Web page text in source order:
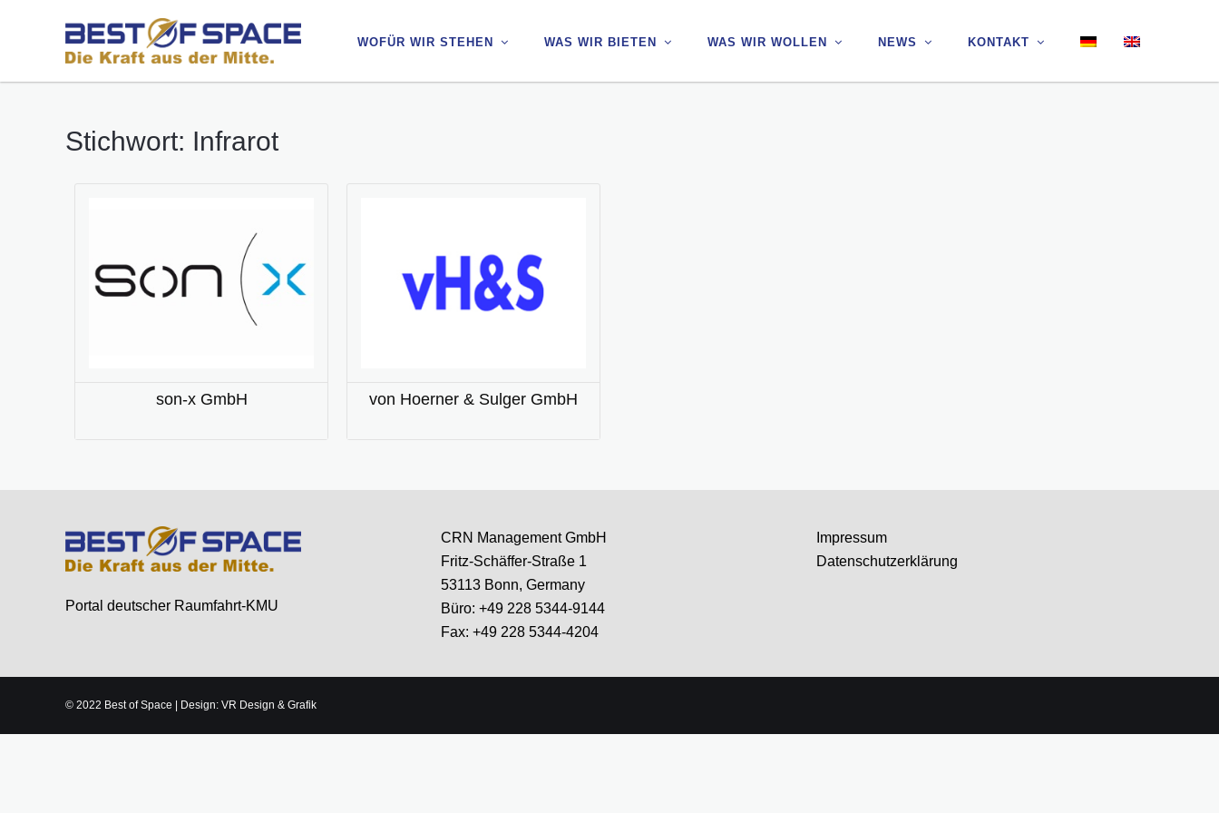
WOFÜR WIR STEHEN WAS WIR BIETEN WAS WIR WOLLEN NEWS KONTAKT
WOFÜR WIR STEHEN WAS WIR BIETEN WAS WIR WOLLEN NEWS KONTAKT
Stichwort: Infrarot
son-x GmbH von Hoerner & Sulger GmbH
Portal deutscher Raumfahrt-KMU
CRN Management GmbH
Fritz-Schäffer-Straße 1
53113 Bonn, Germany
Büro: +49 228 5344-9144
Fax: +49 228 5344-4204
Impressum
Datenschutzerklärung
© 2022 Best of Space | Design: VR Design & Grafik